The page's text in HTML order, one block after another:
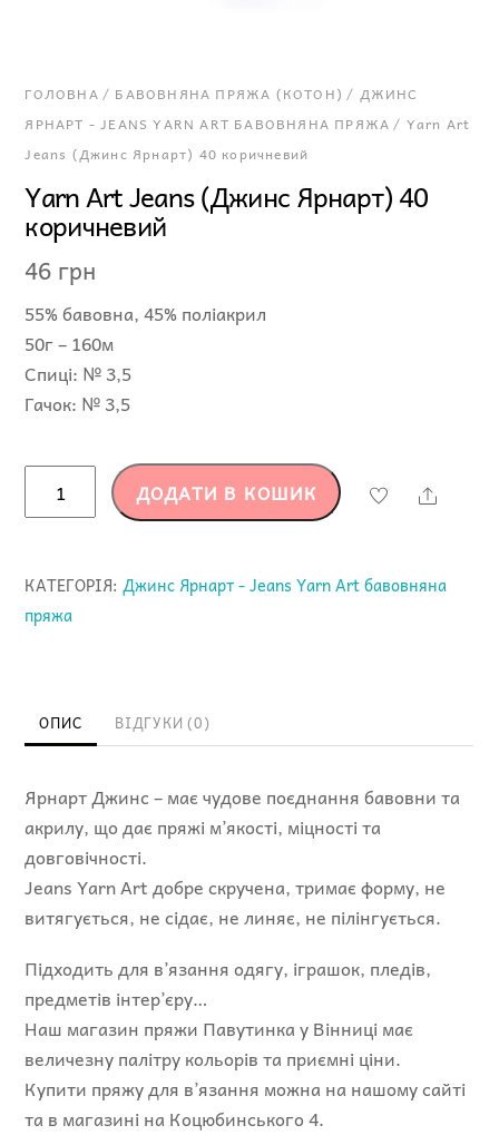
ГОЛОВНА/ БАВОВНЯНА ПРЯЖА (КОТОН) / ДЖИНС
ЯРНАРТ - JEANS YARN ART БАВОВНЯНА ПРЯЖА / Yarn Art
Jeans (Джинс Ярнарт) 40 коричневий
Yarn Art Jeans (Джинс Ярнарт) 40
коричневий
46 грн
55% бавовна, 45% поліакрил
50г – 160м
Спиці: № 3,5
Гачок: № 3,5
Art
Ярнарт)
40
ДОДАТИ В КОШИК Share
КАТЕГОРІЯ:Джинс Ярнарт - Jeans Yarn Art бавовняна
пряжа
ОПИС ВІДГУКИ (0)
Ярнарт Джинс – має чудове поєднання бавовни та
акрилу, що дає пряжі м’якості, міцності та
довговічності.
Jeans Yarn Art добре скручена, тримає форму, не
витягується, не сідає, не линяє, не пілінгується.
Підходить для в’язання одягу, іграшок, пледів,
предметів інтер’єру…
Наш магазин пряжи Павутинка у Вінниці має
величезну палітру кольорів та приємні ціни.
Купити пряжу для в’язання можна на нашому сайті
та в магазині на Коцюбинського 4.